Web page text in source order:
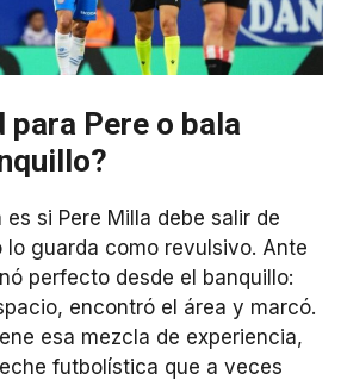
Pere o bala
si Pere Milla debe salir de
lo guarda como revulsivo. Ante
perfecto desde el banquillo:
encontró el área y marcó.
esa mezcla de experiencia,
futbolística que a veces